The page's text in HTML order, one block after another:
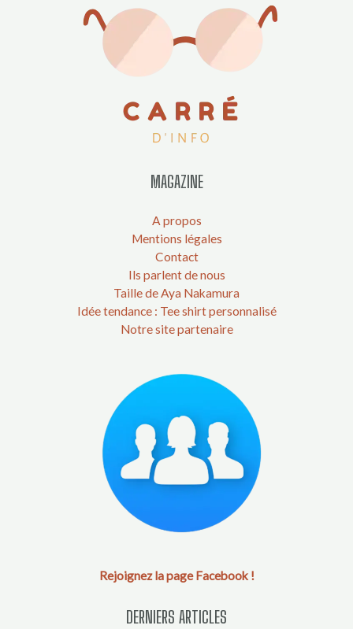
MAGAZINE
A propos
Mentions légales
Contact
Ils parlent de nous
Taille de Aya Nakamura
Idée tendance : Tee shirt personnalisé
Notre site partenaire
Rejoignez la page Facebook !
DERNIERS ARTICLES